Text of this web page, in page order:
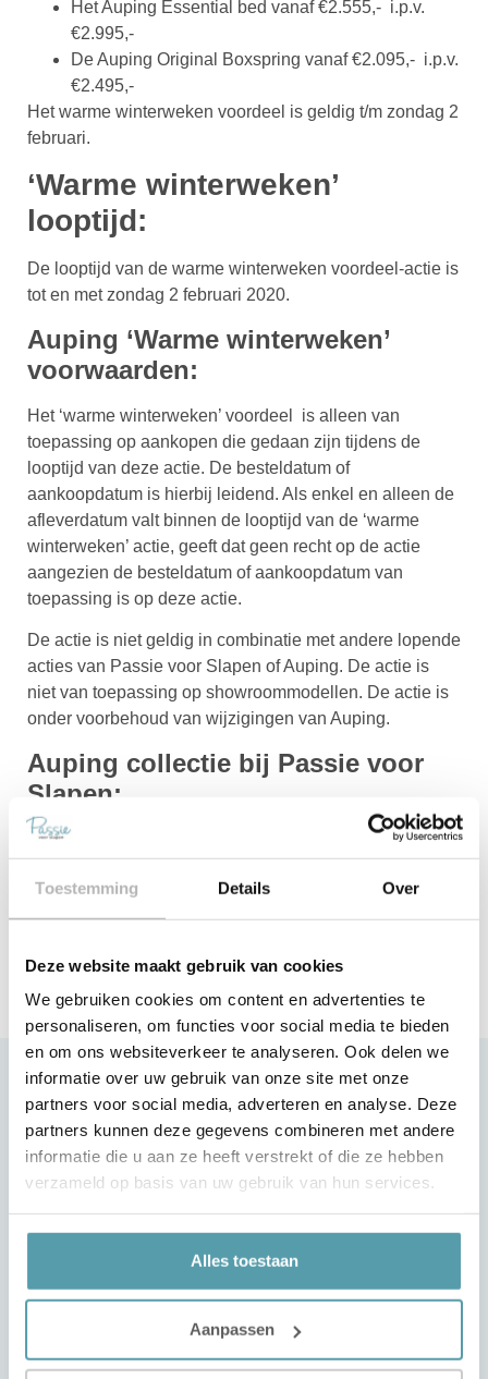
Toestemming Details Over
Deze website maakt gebruik van cookies
We gebruiken cookies om content en advertenties te
personaliseren, om functies voor social media te bieden
en om ons websiteverkeer te analyseren. Ook delen we
informatie over uw gebruik van onze site met onze
partners voor social media, adverteren en analyse. Deze
partners kunnen deze gegevens combineren met andere
informatie die u aan ze heeft verstrekt of die ze hebben
verzameld op basis van uw gebruik van hun services.
Alles toestaan
Aanpassen
Het Auping Essential bed vanaf €2.555,- i.p.v.
€2.995,-
De Auping Original Boxspring vanaf €2.095,- i.p.v.
€2.495,-
Het warme winterweken voordeel is geldig t/m zondag 2
februari.
‘Warme winterweken’
looptijd:
De looptijd van de warme winterweken voordeel-actie is
tot en met zondag 2 februari 2020.
Auping ‘Warme winterweken’
voorwaarden:
Het ‘warme winterweken’ voordeel is alleen van
toepassing op aankopen die gedaan zijn tijdens de
looptijd van deze actie. De besteldatum of
aankoopdatum is hierbij leidend. Als enkel en alleen de
afleverdatum valt binnen de looptijd van de ‘warme
winterweken’ actie, geeft dat geen recht op de actie
aangezien de besteldatum of aankoopdatum van
toepassing is op deze actie.
De actie is niet geldig in combinatie met andere lopende
acties van Passie voor Slapen of Auping. De actie is
niet van toepassing op showroommodellen. De actie is
onder voorbehoud van wijzigingen van Auping.
Auping collectie bij Passie voor
Slapen:
Maak gebruik van deze actie en bezoek onze showroom
met de gehele Auping collectie. Onze Slaapadviseurs
geven je graag persoonlijk advies en natuurlijk kun je
de verschillende onderdelen van de collectie echt
Klantenservice
Contact
Bezorg- en retour condities